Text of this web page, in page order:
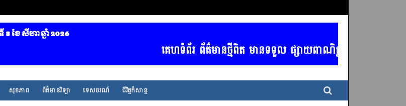
8​ ខែ សីហា ឆ្នាំ 2026
គេហទំព័រ ព័ត៌មានថ្មីពិត មានទទួល ផ្សាយពាណិជ្ជកម្ម គ្រប់ប្រ
សុខភាព ព័ត៌មានវិទ្យា ទេសចរណ៍ ជីវិត្តកំសាន្ត